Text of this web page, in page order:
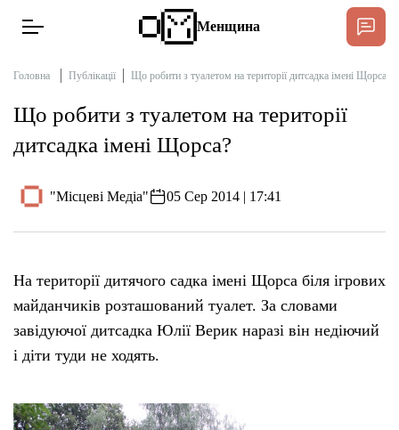
Новини
Інтерв’ю
Публікації
Про нас
Підтримати
Менщина
Головна Публікації Що робити з туалетом на території дитсадка імені Щорса?
Що робити з туалетом на території
дитсадка імені Щорса?
"Місцеві Медіа" 05 Сер 2014 | 17:41
На території дитячого садка імені Щорса біля ігрових
майданчиків розташований туалет. За словами
завідуючої дитсадка Юлії Верик наразі він недіючий
і діти туди не ходять.